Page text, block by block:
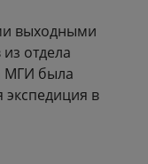
выходными
отдела
МГИ была
экспедиция в